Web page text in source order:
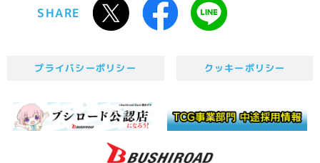
SHARE
プライバシーポリシー クッキーポリシー